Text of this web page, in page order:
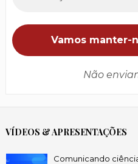
Não
VÍDEOS & APRESENTAÇÕES
Comunicando